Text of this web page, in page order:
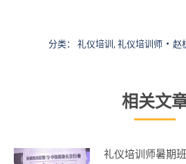
分类： 礼仪培训,礼仪培训师 赵
相关文
礼仪培训师暑期